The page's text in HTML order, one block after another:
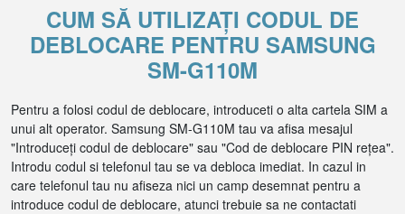
CUM SĂ UTILIZAȚI CODUL DE
DEBLOCARE PENTRU SAMSUNG
SM-G110M
Pentru a folosi codul de deblocare, introduceti o alta cartela SIM a
unui alt operator. Samsung SM-G110M tau va afisa mesajul
"Introduceți codul de deblocare" sau "Cod de deblocare PIN rețea".
Introdu codul si telefonul tau se va debloca imediat. In cazul in
care telefonul tau nu afiseza nici un camp desemnat pentru a
introduce codul de deblocare, atunci trebuie sa ne contactati